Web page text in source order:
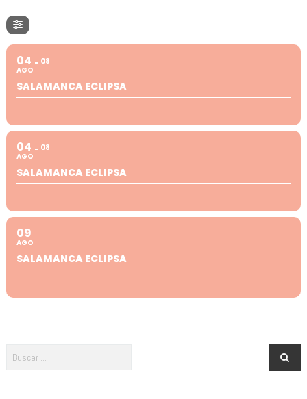
04
AGO
08
SALAMANCA ECLIPSA
04
AGO
08
SALAMANCA ECLIPSA
09
AGO
SALAMANCA ECLIPSA